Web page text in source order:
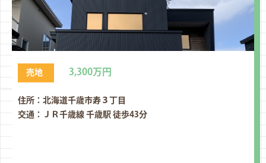
売地 3,300万円
住所：北海道千歳市寿３丁⽬
交通：ＪＲ千歳線 千歳駅 徒歩43分